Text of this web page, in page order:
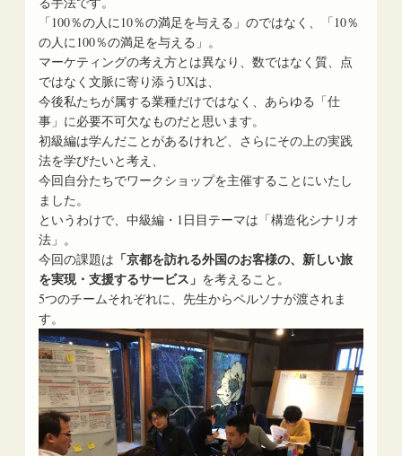
「100％の人に10％の満足を与える」のではなく、「10％
の人に100％の満足を与える」。
マーケティングの考え方とは異なり、数ではなく質、点
ではなく文脈に寄り添うUXは、
今後私たちが属する業種だけではなく、あらゆる「仕
事」に必要不可欠なものだと思います。
初級編は学んだことがあるけれど、さらにその上の実践
法を学びたいと考え、
今回自分たちでワークショップを主催することにいたし
ました。
というわけで、中級編・1日目テーマは「構造化シナリオ
法」。
今回の課題は 「京都を訪れる外国のお客様の、新しい旅
を実現・支援するサービス」 を考えること。
5つのチームそれぞれに、先生からペルソナが渡されま
す。